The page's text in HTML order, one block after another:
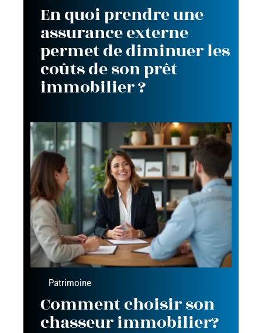
En quoi prendre une
assurance externe
permet de diminuer les
coûts de son prêt
immobilier ?
Patrimoine
Comment choisir son
chasseur immobilier?